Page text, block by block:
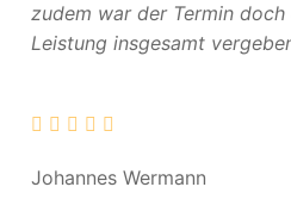
zudem war der Termin
Leistung insgesamt
Johannes Wermann